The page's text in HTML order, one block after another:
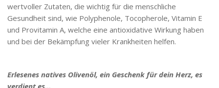
wertvoller Zutaten, die wichtig für die menschliche
Gesundheit sind, wie Polyphenole, Tocopherole, Vitamin E
und Provitamin A, welche eine antioxidative Wirkung haben
und bei der Bekämpfung vieler Krankheiten helfen.
Erlesenes natives Olivenöl, ein Geschenk für dein Herz, es
verdient es…